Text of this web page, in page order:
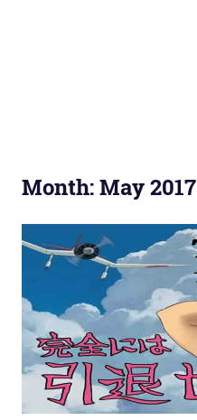
Month: May 2017